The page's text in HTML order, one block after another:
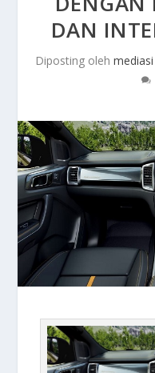
DAN
Diposting oleh mediasi